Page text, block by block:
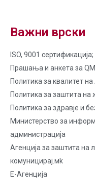
Важни врски
ISO, 9001
Прашања и анкета за
Политика за квалитет на
Политика за заштита на
Политика за здравје и
Министерство за
администрација
Агенција за заштита на
комуницирај.мk
Е-Агенција